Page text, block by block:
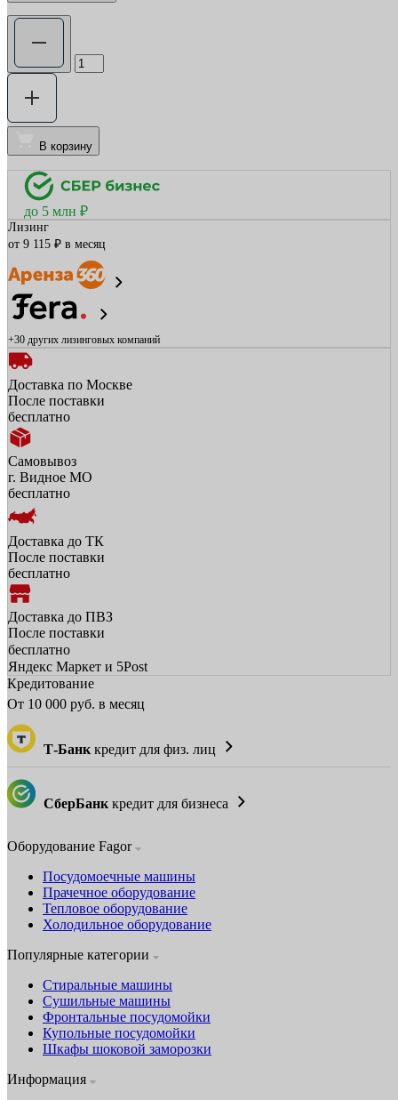
В корзину
до 5 млн ₽
Лизинг
от 9 115 ₽ в месяц
+30 других лизинговых компаний
Доставка по Москве
После поставки
бесплатно
Самовывоз
г. Видное МО
бесплатно
Доставка до ТК
После поставки
бесплатно
Доставка до ПВЗ
После поставки
бесплатно
Яндекс Маркет и 5Post
Кредитование
От 10 000 руб. в месяц
Т-Банк кредит для физ. лиц
СберБанк кредит для бизнеса
Оборудование Fagor
Посудомоечные машины
Прачечное оборудование
Тепловое оборудование
Холодильное оборудование
Популярные категории
Стиральные машины
Сушильные машины
Фронтальные посудомойки
Купольные посудомойки
Шкафы шоковой заморозки
Информация